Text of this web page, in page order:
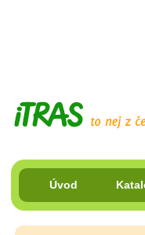
Úvod